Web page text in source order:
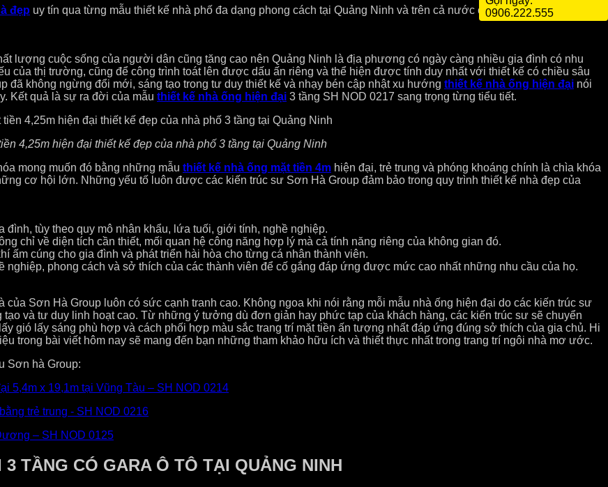
đẹp uy tín qua từng mẫu thiết kế nhà phố đa dạng phong cách tại Quảng Ninh và trên cả nước chính là yếu tố làm nên
lượng cuộc sống của người dân cũng tăng cao nên Quảng Ninh là địa phương có ngày càng nhiều gia đình có nhu
của thị trường, cũng để công trình toát lên được dấu ấn riêng và thể hiện được tính duy nhất với thiết kế có chiều sâu
đã không ngừng đổi mới, sáng tạo trong tư duy thiết kế và nhạy bén cập nhật xu hướng thiết kế nhà ống hiện đại nói
Kết quả là sự ra đời của mẫu thiết kế nhà ống hiện đại 3 tầng SH NOD 0217 sang trọng từng tiểu tiết.
4,25m hiện đại thiết kế đẹp của nhà phố 3 tầng tại Quảng Ninh
mong muốn đó bằng những mẫu thiết kế nhà ống mặt tiền 4m hiện đại, trẻ trung và phóng khoáng chính là chìa khóa
cơ hội lớn. Những yếu tố luôn được các kiến trúc sư Sơn Hà Group đảm bảo trong quy trình thiết kế nhà đẹp của
tùy theo quy mô nhân khẩu, lứa tuối, giới tính, nghề nghiệp.
chỉ về diện tích cần thiết, mối quan hệ công năng hợp lý mà cả tính năng riêng của không gian đó.
ấm cúng cho gia đình và phát triển hài hòa cho từng cá nhân thành viên.
nghiệp, phong cách và sở thích của các thành viên để cố gắng đáp ứng được mức cao nhất những nhu cầu của họ.
của Sơn Hà Group luôn có sức cạnh tranh cao. Không ngoa khi nói rằng mỗi mẫu nhà ống hiện đại do các kiến trúc sư
và tư duy linh hoạt cao. Từ những ý tưởng dù đơn giản hay phức tạp của khách hàng, các kiến trúc sư sẽ chuyển
gió lấy sáng phù hợp và cách phối hợp màu sắc trang trí mặt tiền ấn tượng nhất đáp ứng đúng sở thích của gia chủ. Hi
trong bài viết hôm nay sẽ mang đến bạn những tham khảo hữu ích và thiết thực nhất trong trang trí ngôi nhà mơ ước.
Sơn hà Group:
5,4m x 19,1m tại Vũng Tàu – SH NOD 0214
trẻ trung - SH NOD 0216
– SH NOD 0125
TẦNG CÓ GARA Ô TÔ TẠI QUẢNG NINH
0906.222.555